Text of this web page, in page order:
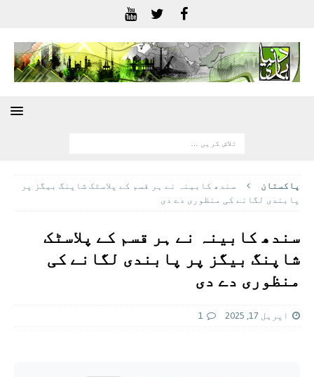
پاکستان
سندھ کابینہ نے ہر قسم کے پلاسٹک شاپنگ بیگز پر
پابندی لگانے کی منظوری دے دی
سندھ کابینہ نے ہر قسم کے پلاسٹک
شاپنگ بیگز پر پابندی لگانے کی
منظوری دے دی
اپریل 17, 2025 1